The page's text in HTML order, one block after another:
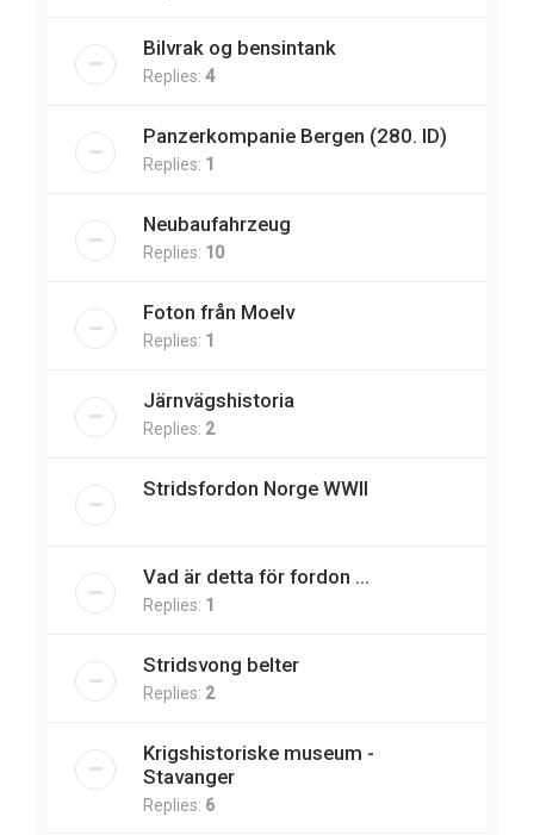
Bilvrak og bensintank
Replies: 4
Panzerkompanie Bergen (280. ID)
Replies: 1
Neubaufahrzeug
Replies: 10
Foton från Moelv
Replies: 1
Järnvägshistoria
Replies: 2
Stridsfordon Norge WWII
Vad är detta för fordon ...
Replies: 1
Stridsvong belter
Replies: 2
Krigshistoriske museum -
Stavanger
Replies: 6